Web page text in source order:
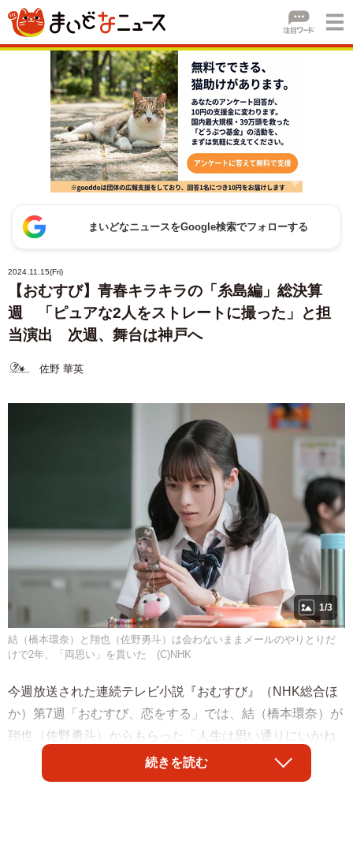
まいどなニュースをGoogle検索でフォローする
2024.11.15(Fri)
【おむすび】青春キラキラの「糸島編」総決算
週 「ピュアな2人をストレートに撮った」と担
当演出 次週、舞台は神戸へ
佐野 華英
1/3
結（橋本環奈）と翔也（佐野勇斗）は会わないままメールのやりとりだ
けで2年、「両思い」を貫いた (C)NHK
今週放送された連続テレビ小説『おむすび』（NHK総合ほ
か）第7週「おむすび、恋をする」では、結（橋本環奈）が
翔也（佐野勇斗）からもらった「人生は思い通りにいかね
え。最終的に夢に辿り着けばそれでいいべ」という言葉に
背中を押されて、「栄養士になりたい」と家族の前で宣
続きを読む